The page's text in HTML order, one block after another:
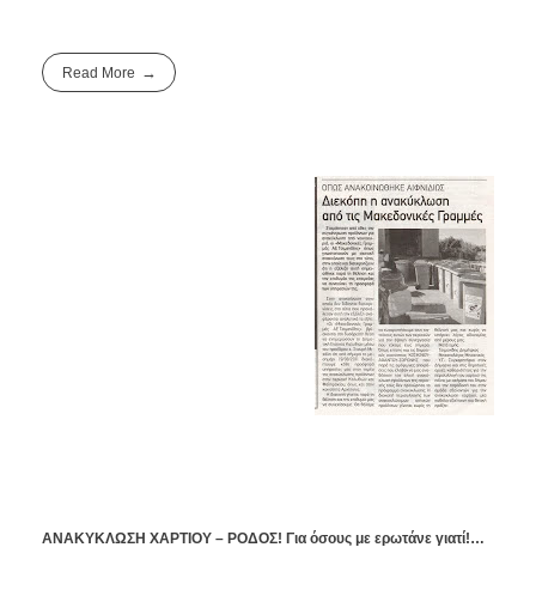
Read More
ΑΝΑΚΥΚΛΩΣΗ ΧΑΡΤΙΟΥ – ΡΟΔΟΣ! Για όσους με ερωτάνε γιατί!…